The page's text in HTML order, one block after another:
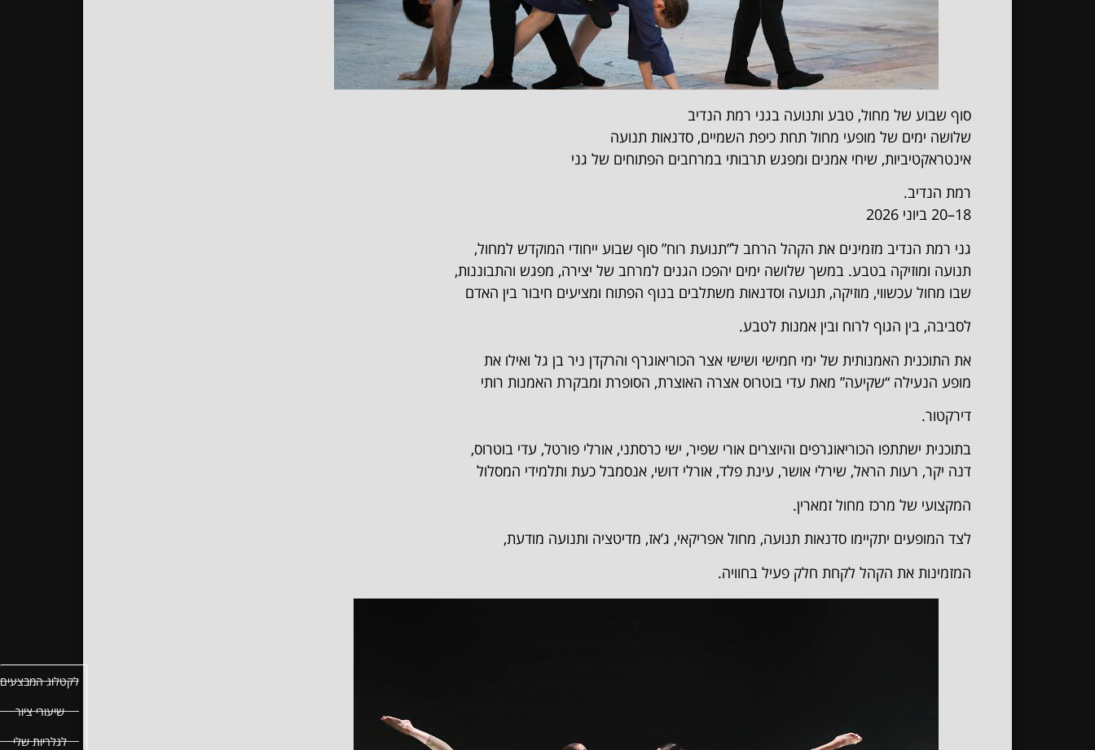
לקטלוג המבצעים
שיעורי ציור
לגלריות שלי
סוף שבוע של מחול, טבע ותנועה בגני רמת הנדיב
שלושה ימים של מופעי מחול תחת כיפת השמיים, סדנאות תנועה
אינטראקטיביות, שיחי אמנים ומפגש תרבותי במרחבים הפתוחים של גני
רמת הנדיב.
18–20 ביוני 2026
גני רמת הנדיב מזמינים את הקהל הרחב ל”תנועת רוח” סוף שבוע ייחודי המוקדש למחול,
תנועה ומוזיקה בטבע. במשך שלושה ימים יהפכו הגנים למרחב של יצירה, מפגש והתבוננות,
שבו מחול עכשווי, מוזיקה, תנועה וסדנאות משתלבים בנוף הפתוח ומציעים חיבור בין האדם
לסביבה, בין הגוף לרוח ובין אמנות לטבע.
את התוכנית האמנותית של ימי חמישי ושישי אצר הכוריאוגרף והרקדן ניר בן גל ואילו את
מופע הנעילה “שקיעה” מאת עדי בוטרוס אצרה האוצרת, הסופרת ומבקרת האמנות רותי
דירקטור.
בתוכנית ישתתפו הכוריאוגרפים והיוצרים אורי שפיר, ישי כרסתני, אורלי פורטל, עדי בוטרוס,
דנה יקר, רעות הראל, שירלי אושר, עינת פלד, אורלי דושי, אנסמבל כעת ותלמידי המסלול
המקצועי של מרכז מחול זמארין.
לצד המופעים יתקיימו סדנאות תנועה, מחול אפריקאי, ג’אז, מדיטציה ותנועה מודעת,
המזמינות את הקהל לקחת חלק פעיל בחוויה.